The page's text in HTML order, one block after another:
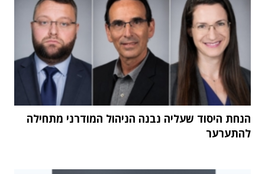
הנחת היסוד שעליה נבנה הניהול המודרני מתחילה
להתערער